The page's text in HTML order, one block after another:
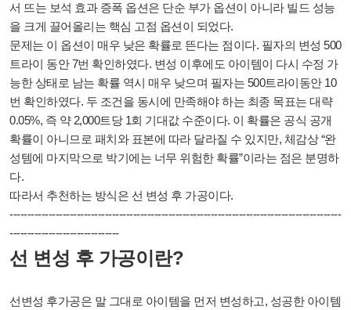
서 뜨는 보석 효과 증폭 옵션은 단순 부가 옵션이 아니라 빌드 성능
을 크게 끌어올리는 핵심 고점 옵션이 되었다.
문제는 이 옵션이 매우 낮은 확률로 뜬다는 점이다. 필자의 변성 500
트라이 동안 7번 확인하였다. 변성 이후에도 아이템이 다시 수정 가
능한 상태로 남는 확률 역시 매우 낮으며 필자는 500트라이동안 10
번 확인하였다. 두 조건을 동시에 만족해야 하는 최종 목표는 대략
0.05%, 즉 약 2,000트당 1회 기대값 수준이다. 이 확률은 공식 공개
확률이 아니므로 패치와 표본에 따라 달라질 수 있지만, 체감상 “완
성템에 마지막으로 박기에는 너무 위험한 확률”이라는 점은 분명하
다.
따라서 추천하는 방식은 선 변성 후 가공이다.
----------------------------------------------------------------------------------------------
-------------------------------
선 변성 후 가공이란?
선변성 후가공은 말 그대로 아이템을 먼저 변성하고, 성공한 아이템